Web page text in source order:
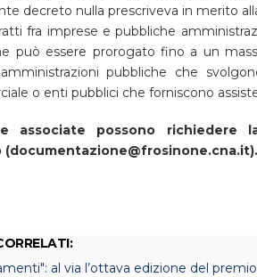
decreto nulla prescriveva in merito
fra imprese e pubbliche
può essere prorogato fino a un
pubbliche che
o enti pubblici che forniscono
associate possono richiedere
(documentazione@frosinone.cna.it).
al via l’ottava edizione del